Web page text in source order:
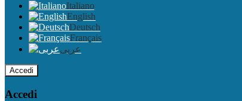
Italiano
English
Deutsch
Français
عربى
Accedi
Accedi